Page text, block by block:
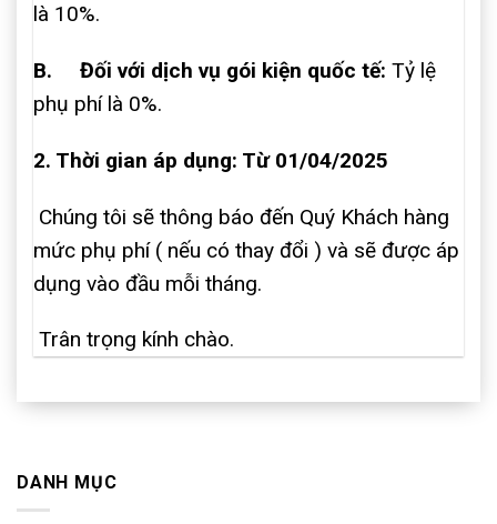
là 10%.
B. Đối với dịch vụ gói kiện quốc tế: Tỷ lệ
phụ phí là 0%.
2. Thời gian áp dụng: Từ 01/04/2025
Chúng tôi sẽ thông báo đến Quý Khách hàng
mức phụ phí ( nếu có thay đổi ) và sẽ được áp
dụng vào đầu mỗi tháng.
Trân trọng kính chào.
DANH MỤC